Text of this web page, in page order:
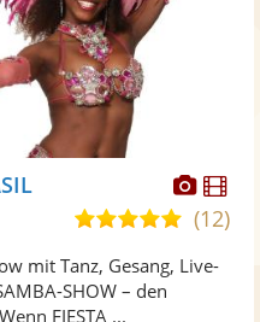
Fotos
5,0
5
(12)
mit Tanz, Gesang, Live-
SHOW – den
FIESTA ...